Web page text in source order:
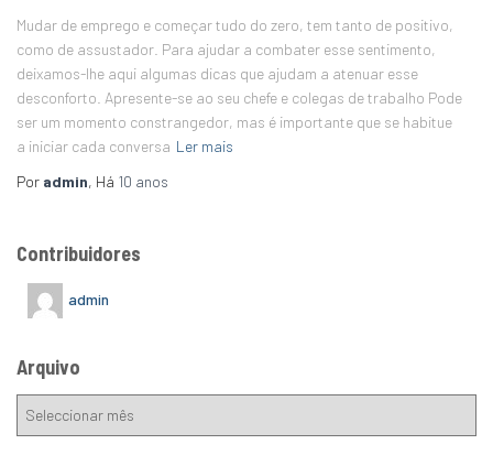
Mudar de emprego e começar tudo do zero, tem tanto de positivo,
como de assustador. Para ajudar a combater esse sentimento,
deixamos-lhe aqui algumas dicas que ajudam a atenuar esse
desconforto. Apresente-se ao seu chefe e colegas de trabalho Pode
ser um momento constrangedor, mas é importante que se habitue
a iniciar cada conversa Ler mais
Por admin, Há 10 anos
Contribuidores
admin
Arquivo